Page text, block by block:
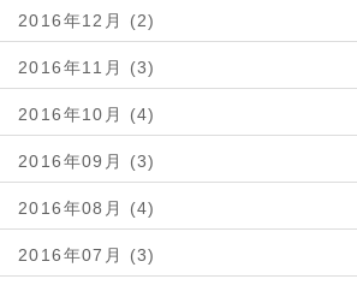
2016年12月 (2)
2016年11月 (3)
2016年10月 (4)
2016年09月 (3)
2016年08月 (4)
2016年07月 (3)